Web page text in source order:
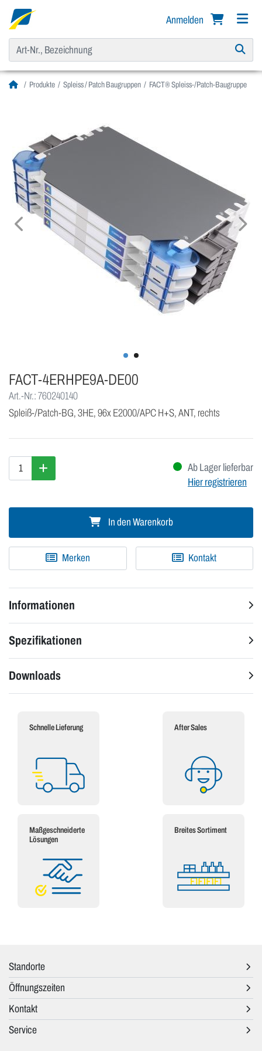
Anmelden
Produkte Spleiss / Patch Baugruppen FACT® Spleiss-/Patch-Baugruppe
FACT-4ERHPE9A-DE00
Art.-Nr.: 760240140
Spleiß-/Patch-BG, 3HE, 96x E2000/APC H+S, ANT, rechts
Ab Lager lieferbar
Hier registrieren
In den Warenkorb
Merken Kontakt
Informationen
Spezifikationen
Downloads
Schnelle Lieferung After Sales
Maßgeschneiderte
Lösungen
Breites Sortiment
Standorte
Öffnungszeiten
Kontakt
Service